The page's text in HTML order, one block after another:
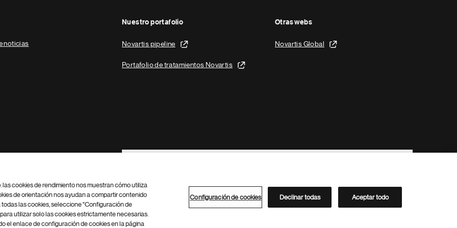
noticias
Nuestro portafolio
Novartis pipeline
Portafolio de tratamientos Novartis
Otras webs
Novartis Global
Footer Site Search
Configuración de cookies Mapa del sitio
Directorio de Novartis
cookies de rendimiento nos muestran cómo utiliza
de orientación nos ayudan a compartir contenido
las cookies, seleccione "Configuración de
utilizar solo las cookies estrictamente necesarias.
el enlace de configuración de cookies en la página
Configuración de cookies Declinar todas Aceptar todo